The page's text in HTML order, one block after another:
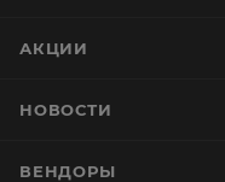
АКЦИИ
НОВОСТИ
ВЕНДОРЫ